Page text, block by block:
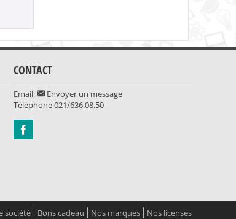
CONTACT
Email:
Envoyer un message
Téléphone021/636.08.50
société Bons cadeau Nos marques Nos licenses